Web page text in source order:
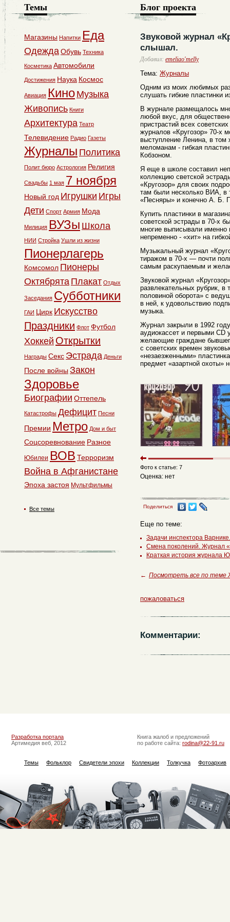
Блог проекта
Звуковой журнал
слышал.
Добавил: emeliao'melly
Тема: Журналы
Одним из моих любимых
слушать гибкие пластинки
В журнале размещалось
любой вкус, для
пристрастий всех
журналов «Кругозор» 70-х
выступление Ленина, в том
меломанам - гибкая
Кобзоном.
Я еще в школе составил
коллекцию светской
«Кругозор» для своих
там были несколько ВИА, в
«Песняры» и конечно А. Б.
Купить пластинки в
советской эстрады в 70-х
многие выписывали
непременно - «хит» на
Музыкальный журнал
тиражом в 70-х — почти
самым раскупаемым и
Звуковой журнал
развлекательных рубрик,
половиной оборота» с
в ней, к удовольствию
музыка.
Журнал закрыли в 1992
аудиокассет и первыми CD
желающие граждане
с советских времен
«незаезженными»
предмет «азартной охоты»
Фото к статье: 7
Оценка: нет
Поделиться
Еще по теме:
Задачи инспектора
Смена поколений. Журнал
Краткая история журнала
← Посмотреть все по теме
пожаловаться
Комментарии:
Темы
Магазины Напитки Еда
ОдеждаОбувь Техника
Косметика Автомобили
Достижения Наука Космос
Авиация Кино Музыка
Живопись Книги
Архитектура Театр
Телевидение Радио Газеты
Журналы Политика
Полит бюро Астрология Религия
Свадьбы 1 мая 7 ноября
Новый год Игрушки Игры
Дети Спорт Армия Мода
Милиция ВУЗы Школа
НИИ Стройка Ушли из жизни
Пионерлагерь
Комсомол Пионеры
Октябрята Плакат Отдых
Заседания Субботники
ГАИ Цирк Искусство
Праздники Флот Футбол
Хоккей Открытки
Награды Секс Эстрада Деньги
После войны Закон
Здоровье
Биографии Оттепель
Катастрофы Дефицит Песни
Премии Метро Дом и быт
Соцсоревнование Разное
Юбилеи ВОВ Терроризм
Война в Афганистане
Эпоха застоя Мультфильмы
Все темы
Разработка портала
Артимедия веб, 2012
Книга жалоб и предложений
по работе сайта: rodina@22-91.ru
Темы Фольклор Свидетели эпохи Коллекции Толкучка Фотоархив